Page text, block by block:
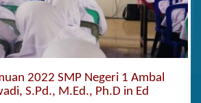
2022 SMP Negeri 1 Ambal
S.Pd., M.Ed., Ph.D in Ed